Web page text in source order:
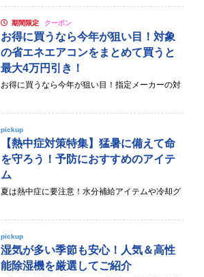
期間限定 クーポン
お得に買うなら今年が狙い目！対象
の省エネエアコンをまとめて買うと
最大4万円引き！
お得に買うなら今年が狙い目！指定メーカーの対
pickup
【熱中症対策特集】猛暑に備えて命
を守ろう！予防におすすめのアイテ
ム
夏は熱中症に要注意！水分補給アイテムや冷却グ
pickup
湿気が多い季節も安心！人気＆高性
能除湿機を厳選してご紹介